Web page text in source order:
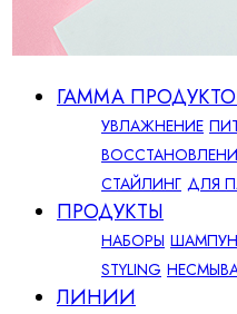
ГАММА
УВЛАЖНЕНИЕ
СТАЙЛИНГ ДЛЯ
ПРОДУКТЫ
НАБОРЫ
STYLING
ЛИНИИ